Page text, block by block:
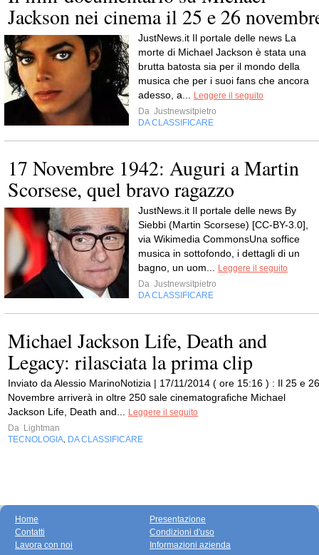
Jackson nei cinema il 25 e 26
JustNews.it Il portale delle news La
morte di Michael Jackson è stata una
brutta batosta sia per il mondo della
musica che per i suoi fans che ancora
adesso, a...
Leggere il seguito
Da Justnewsitpietro
DA CLASSIFICARE
17 Novembre 1942: Auguri a Martin
Scorsese, quel bravo ragazzo
JustNews.it Il portale delle news By
Siebbi (Martin Scorsese) [CC-BY-3.0],
via Wikimedia CommonsUna soffice
musica in sottofondo, i dettagli di un
bagno, un uom...
Leggere il seguito
Da Justnewsitpietro
DA CLASSIFICARE
Michael Jackson Life, Death and
Legacy: rilasciata la prima clip
Inviato da Alessio MarinoNotizia | 17/11/2014 ( ore 15:16 ) : Il 25 e 26
Novembre arriverà in oltre 250 sale cinematografiche Michael
Jackson Life, Death and...
Leggere il seguito
Da Lightman
TECNOLOGIA DA CLASSIFICARE
Home
Contatti
Lavora con noi
Presentazione
Condizioni d'uso
Informazioni azienda